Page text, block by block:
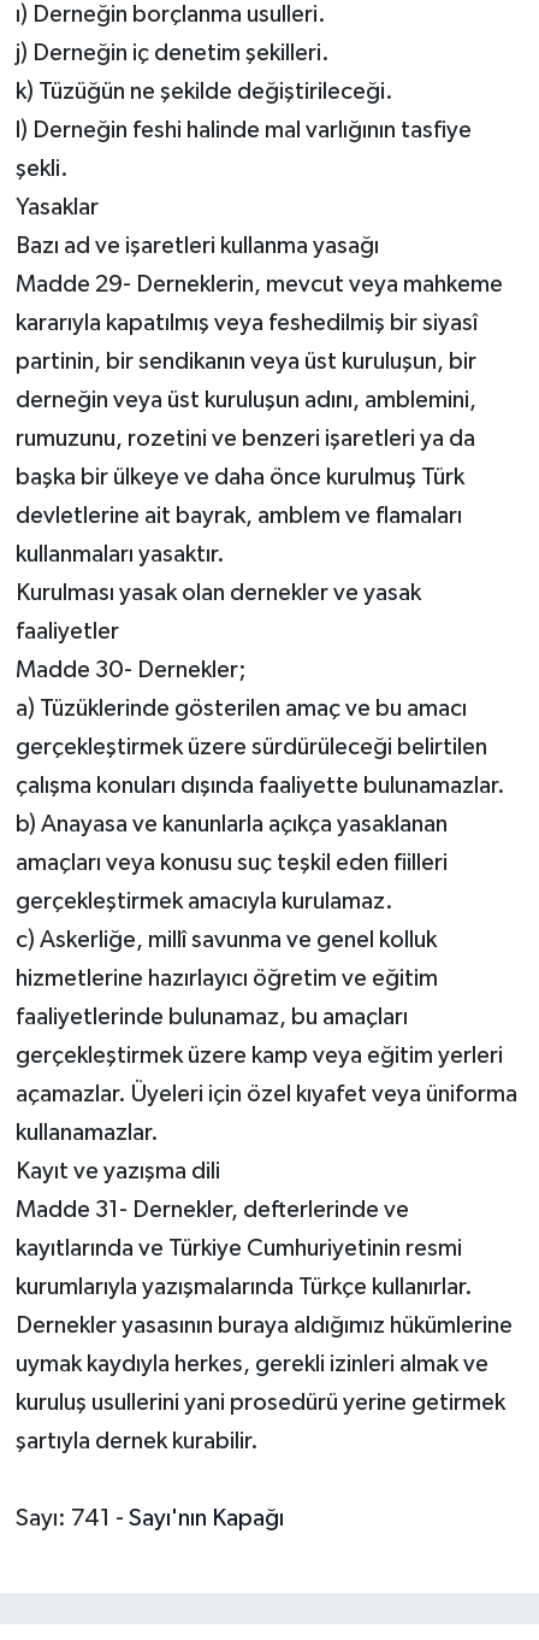
ı) Derneğin borçlanma usulleri.
j) Derneğin iç denetim şekilleri.
k) Tüzüğün ne şekilde değiştirileceği.
l) Derneğin feshi halinde mal varlığının tasfiye
şekli.
Yasaklar
Bazı ad ve işaretleri kullanma yasağı
Madde 29- Derneklerin, mevcut veya mahkeme
kararıyla kapatılmış veya feshedilmiş bir siyasî
partinin, bir sendikanın veya üst kuruluşun, bir
derneğin veya üst kuruluşun adını, amblemini,
rumuzunu, rozetini ve benzeri işaretleri ya da
başka bir ülkeye ve daha önce kurulmuş Türk
devletlerine ait bayrak, amblem ve flamaları
kullanmaları yasaktır.
Kurulması yasak olan dernekler ve yasak
faaliyetler
Madde 30- Dernekler;
a) Tüzüklerinde gösterilen amaç ve bu amacı
gerçekleştirmek üzere sürdürüleceği belirtilen
çalışma konuları dışında faaliyette bulunamazlar.
b) Anayasa ve kanunlarla açıkça yasaklanan
amaçları veya konusu suç teşkil eden fiilleri
gerçekleştirmek amacıyla kurulamaz.
c) Askerliğe, millî savunma ve genel kolluk
hizmetlerine hazırlayıcı öğretim ve eğitim
faaliyetlerinde bulunamaz, bu amaçları
gerçekleştirmek üzere kamp veya eğitim yerleri
açamazlar. Üyeleri için özel kıyafet veya üniforma
kullanamazlar.
Kayıt ve yazışma dili
Madde 31- Dernekler, defterlerinde ve
kayıtlarında ve Türkiye Cumhuriyetinin resmi
kurumlarıyla yazışmalarında Türkçe kullanırlar.
Dernekler yasasının buraya aldığımız hükümlerine
uymak kaydıyla herkes, gerekli izinleri almak ve
kuruluş usullerini yani prosedürü yerine getirmek
şartıyla dernek kurabilir.
Sayı: 741 - Sayı'nın Kapağı